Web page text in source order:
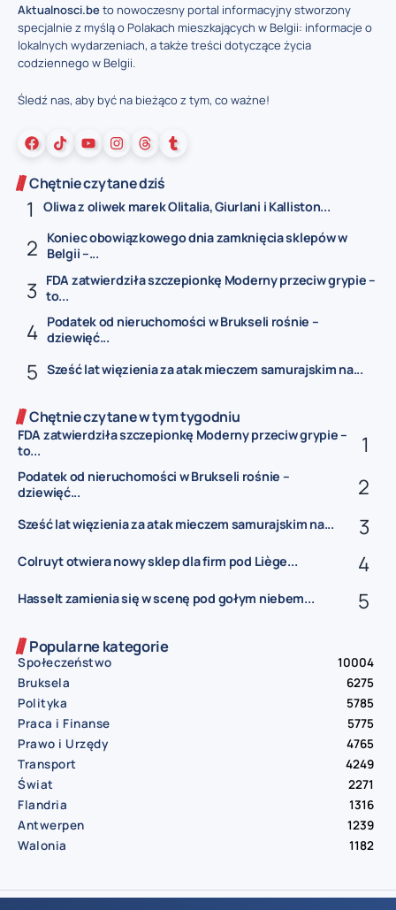
Aktualnosci.beto nowoczesny portal informacyjny stworzony
specjalnie z myślą o Polakach mieszkających w Belgii: informacje o
lokalnych wydarzeniach, a także treści dotyczące życia
codziennego w Belgii.
Śledź nas, aby być na bieżąco z tym, co ważne!
Chętnie czytane dziś
Oliwa z oliwek marek Olitalia, Giurlani i Kalliston...
Koniec obowiązkowego dnia zamknięcia sklepów w
Belgii –...
FDA zatwierdziła szczepionkę Moderny przeciw grypie –
to...
Podatek od nieruchomości w Brukseli rośnie –
dziewięć...
Sześć lat więzienia za atak mieczem samurajskim na...
Chętnie czytane w tym tygodniu
FDA zatwierdziła szczepionkę Moderny przeciw grypie –
to...
Podatek od nieruchomości w Brukseli rośnie –
dziewięć...
Sześć lat więzienia za atak mieczem samurajskim na...
Colruyt otwiera nowy sklep dla firm pod Liège...
Hasselt zamienia się w scenę pod gołym niebem...
Popularne kategorie
Społeczeństwo
10004
Bruksela
6275
Polityka
5785
Praca i Finanse
5775
Prawo i Urzędy
4765
Transport
4249
Świat
2271
Flandria
1316
Antwerpen
1239
Walonia
1182